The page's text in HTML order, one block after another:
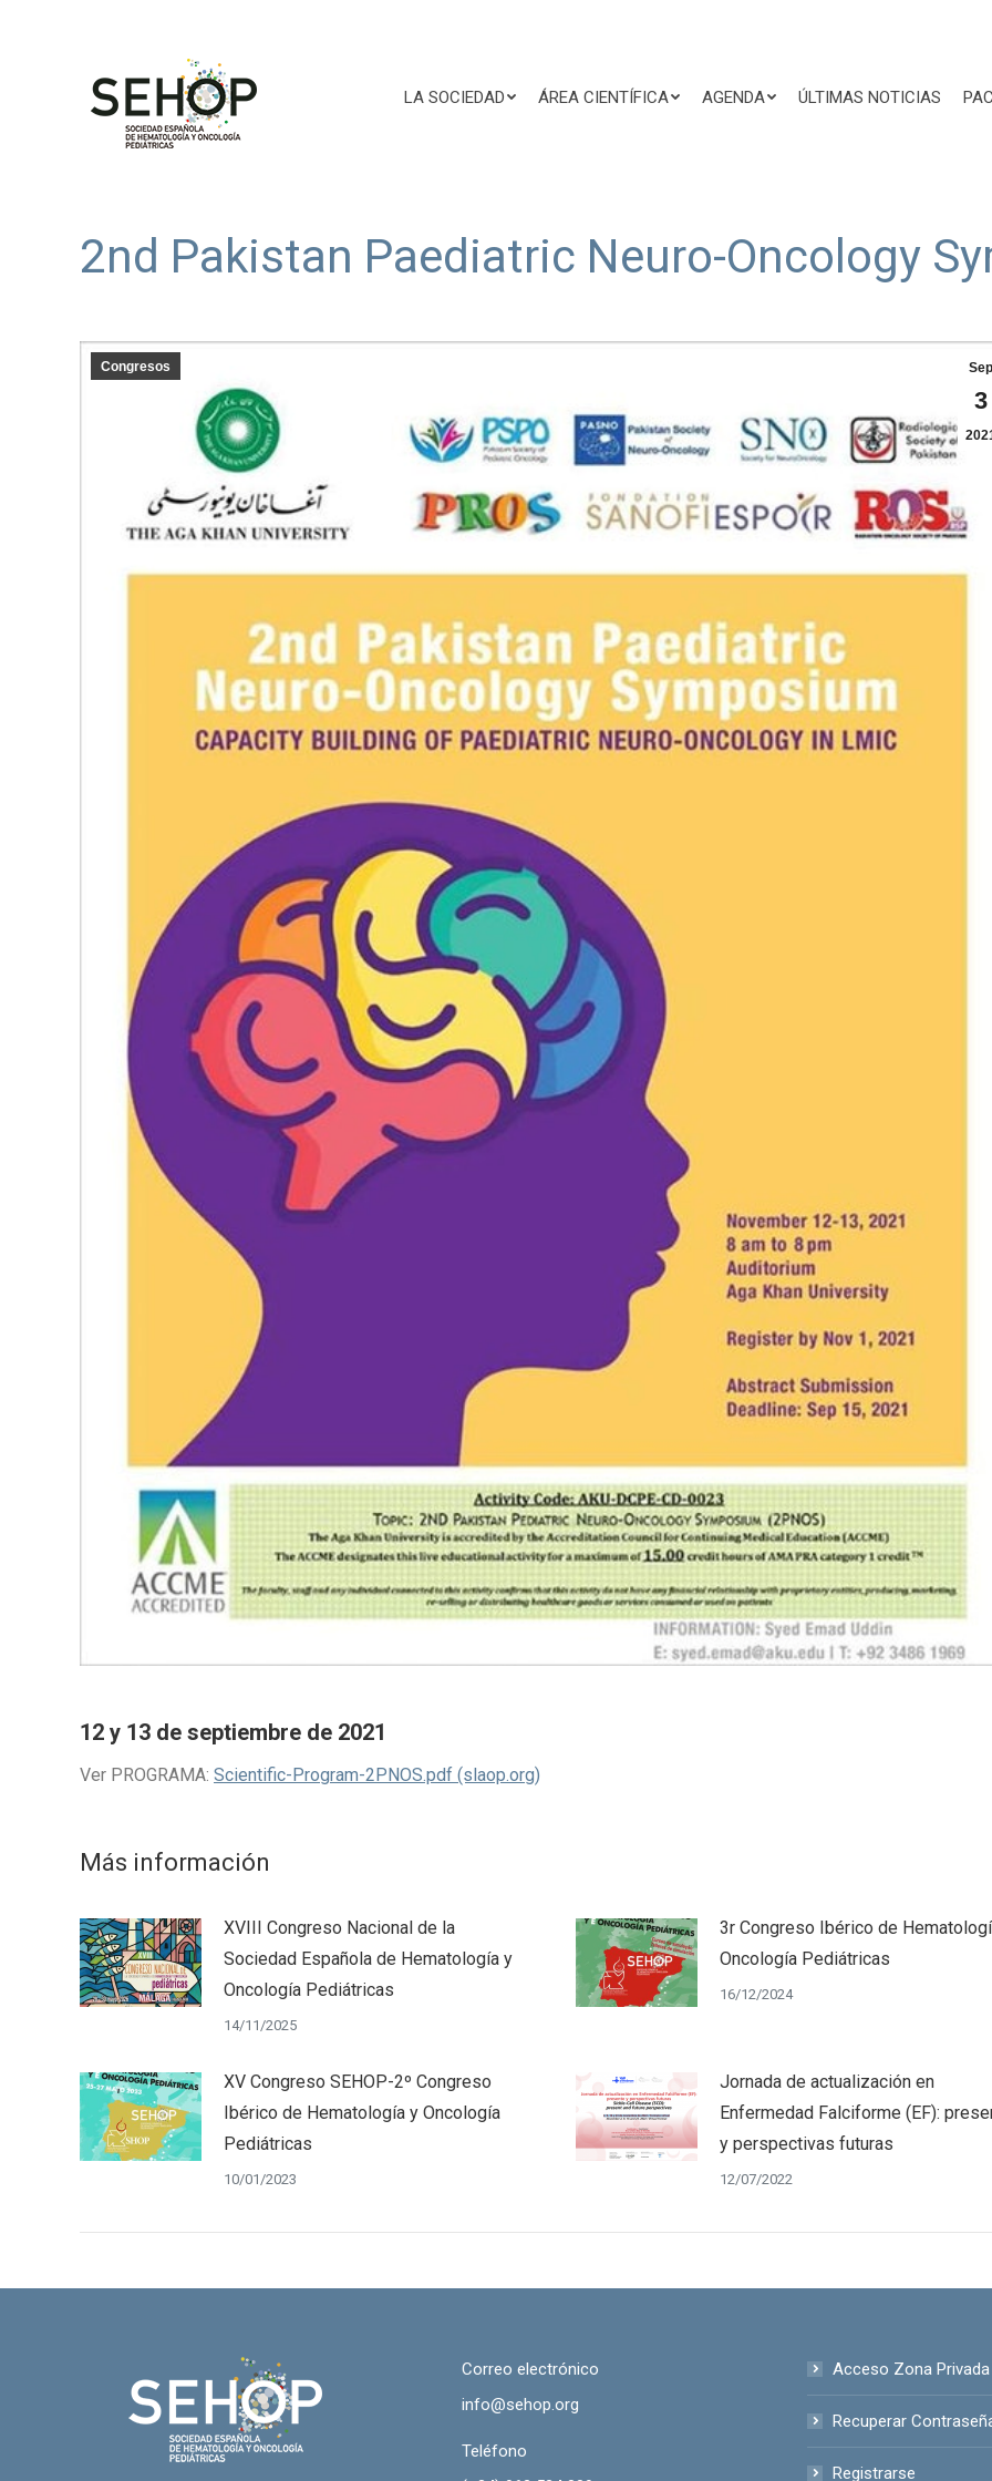
LA SOCIEDAD ÁREA CIENTÍFICA AGENDA ÚLTIMAS NOTICIAS
2nd Pakistan Paediatric Neuro-Oncology
Sep
3
Congresos
12 y 13 de septiembre de 2021
Ver PROGRAMA: Scientific-Program-2PNOS.pdf (slaop.org)
Más información
XVIII Congreso Nacional de la
Sociedad Española de Hematología y
Oncología Pediátricas
14/11/2025
3r Congreso Ibérico de
Oncología Pediátricas
16/12/2024
XV Congreso SEHOP-2º Congreso
Ibérico de Hematología y Oncología
Pediátricas
10/01/2023
Jornada de actualización en
Enfermedad Falciforme (EF):
y perspectivas futuras
12/07/2022
Correo electrónico
info@sehop.org
Teléfono
Acceso Zona Privada
Recuperar
Registrarse